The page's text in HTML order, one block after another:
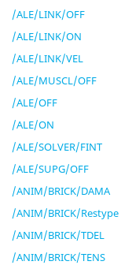
/ALE/LINK/OFF
/ALE/LINK/ON
/ALE/LINK/VEL
/ALE/MUSCL/OFF
/ALE/OFF
/ALE/ON
/ALE/SOLVER/FINT
/ALE/SUPG/OFF
/ANIM/BRICK/DAMA
/ANIM/BRICK/Restype
/ANIM/BRICK/TDEL
/ANIM/BRICK/TENS